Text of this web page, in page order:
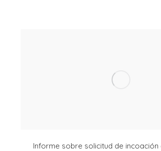
Informe sobre solicitud de incoación